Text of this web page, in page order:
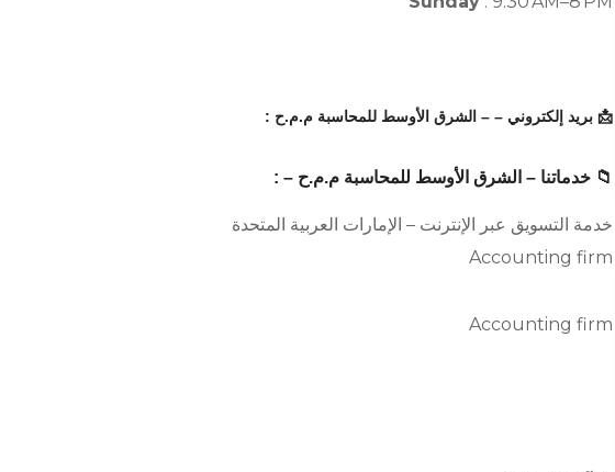
📩 بريد إلكتروني – – الشرق الأوسط للمحاسبة م.م.ح :
📁 خدماتنا – الشرق الأوسط للمحاسبة م.م.ح – :
خدمة التسويق عبر الإنترنت – الإمارات العربية المتحدة
Accounting firm
Accounting firm